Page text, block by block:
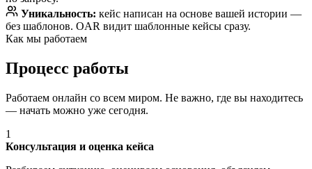
Уникальность: кейс написан на основе вашей истории —
без шаблонов. OAR видит шаблонные кейсы сразу.
Как мы работаем
Процесс работы
Работаем онлайн со всем миром. Не важно, где вы находитесь
— начать можно уже сегодня.
1
Консультация и оценка кейса